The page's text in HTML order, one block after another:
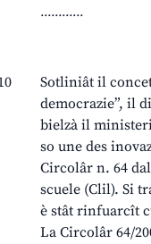
............
Sotliniât il
democrazie”, il
bielzà il
so une des
Circolâr n. 64
scuele (Clil). Si
è stât rinfuarcît
La Circolâr 64/